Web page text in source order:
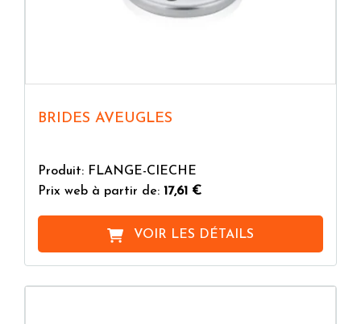
BRIDES AVEUGLES
Produit: FLANGE-CIECHE
Prix web à partir de: 17,61 €
VOIR LES DÉTAILS